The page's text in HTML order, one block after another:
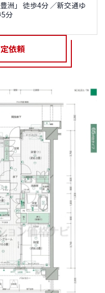
洲」 徒歩4分 ／新交通ゆ
分
依頼